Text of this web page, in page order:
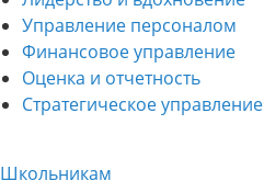
Управление персоналом
Финансовое управление
Оценка и отчетность
Стратегическое управление
Школьникам